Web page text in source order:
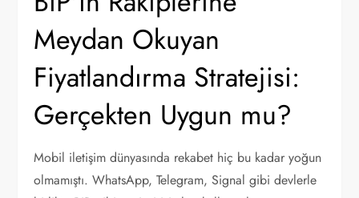
Meydan Okuyan
Fiyatlandırma Stratejisi:
Gerçekten Uygun mu?
Mobil iletişim dünyasında rekabet hiç bu kadar yoğun
olmamıştı. WhatsApp, Telegram, Signal gibi devlerle